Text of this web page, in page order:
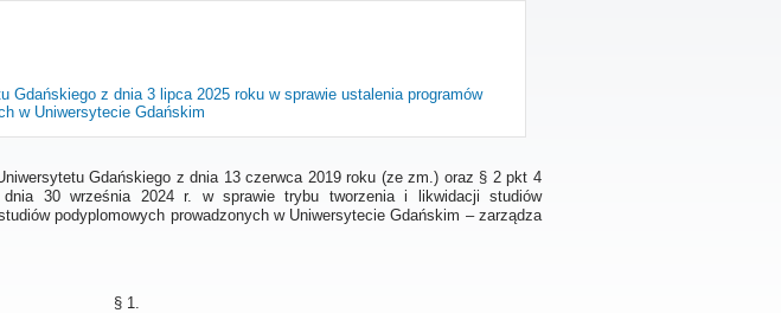
Gdańskiego z dnia 3 lipca 2025 roku w sprawie ustalenia programów
w Uniwersytecie Gdańskim
Gdańskiego z dnia 13 czerwca 2019 roku (ze zm.) oraz § 2 pkt 4
30 września 2024 r. w sprawie trybu tworzenia i likwidacji studiów
podyplomowych prowadzonych w Uniwersytecie Gdańskim – zarządza
§ 1.